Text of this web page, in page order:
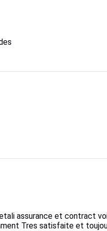
assurance et contract
Tres satisfaite et